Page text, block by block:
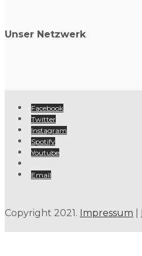
Unser Netzwerk
Facebook
Twitter
Instagram
Spotify
Youtube
Email
Copyright 2021. Impressum